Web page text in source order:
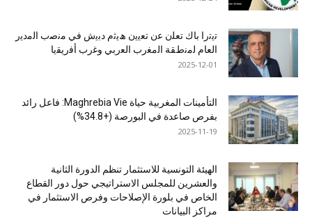
ﺗﯾﺗرا ﺑﺎك ﺗﻌﻠن ﻋن ﺗﻌﯾﯾن ھﯾﺛم دﺑﯾش ﻓﻲ ﻣﻧﺻب اﻟﻣدﯾر
اﻟﻌﺎم ﻟﻣﻧطﻘﺔ اﻟﻣﻐرب اﻟﻌرﺑﻲ وﻏرب أﻓرﯾﻘﯾﺎ
2025-12-01
التأمينات المغربية حياة Maghrebia Vie: فاعل رائد
بفرص صاعدة في البورصة (+34.8%)
2025-11-19
الهيئة التونسية للاستثمار تنظم الدورة الثانية
والعشرين للمجلس الاستراتيجي حول دور القطاع
الخاص في بلورة الإصلاحات وفرص الاستثمار في
مراكز البيانات